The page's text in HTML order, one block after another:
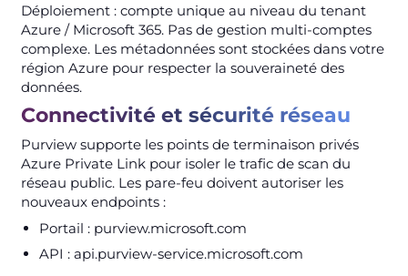
Déploiement : compte unique au niveau du tenant
Azure / Microsoft 365. Pas de gestion multi-comptes
complexe. Les métadonnées sont stockées dans votre
région Azure pour respecter la souveraineté des
données.
Connectivité et sécurité réseau
Purview supporte les points de terminaison privés
Azure Private Link pour isoler le trafic de scan du
réseau public. Les pare-feu doivent autoriser les
nouveaux endpoints :
Portail : purview.microsoft.com
API : api.purview-service.microsoft.com